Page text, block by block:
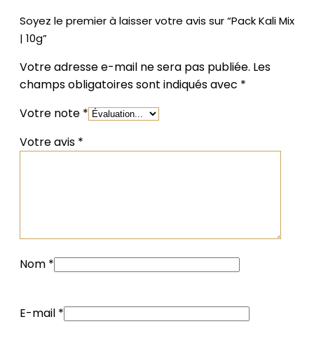
Soyez le premier à laisser votre avis sur “Pack Kali Mix
| 10g”
Votre adresse e-mail ne sera pas publiée. Les
champs obligatoires sont indiqués avec *
Votre note *
Votre avis *
Nom *
E-mail *